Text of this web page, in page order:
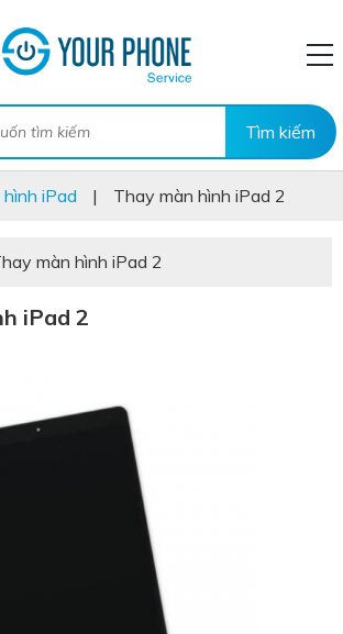
iPad | Thay màn hình iPad 2
màn hình iPad 2
iPad 2